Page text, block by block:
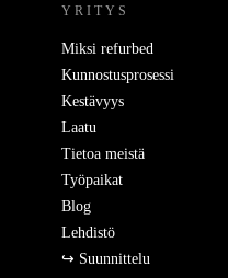
YRITYS
Miksi refurbed
Kunnostusprosessi
Kestävyys
Laatu
Tietoa meistä
Työpaikat
Blog
Lehdistö
↪ Suunnittelu